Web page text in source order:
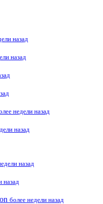
назад
назад
недели назад
назад
назад
назад
более недели назад